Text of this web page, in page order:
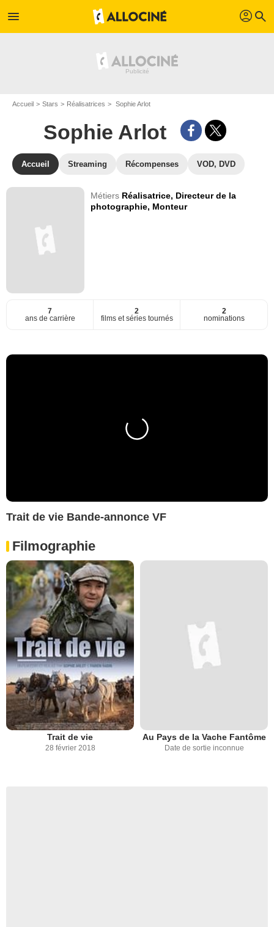
menu profil search
Accueil Stars Réalisatrices Sophie Arlot
Sophie Arlot
Accueil Streaming Récompenses VOD, DVD
Métiers Réalisatrice, Directeur de la
photographie, Monteur
7
ans de carrière
2
films et séries tournés
2
nominations
Trait de vie Bande-annonce VF
Filmographie
Trait de vie
28 février 2018
Au Pays de la Vache Fantôme
Date de sortie inconnue